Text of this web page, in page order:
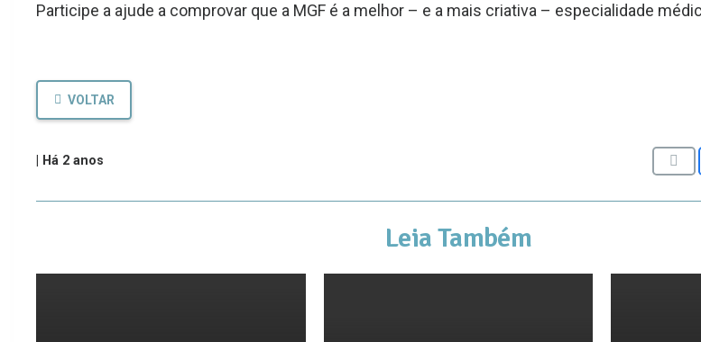
Participe a ajude a comprovar que a MGF é a melhor – e a mais criativa – especialidade
VOLTAR
Há 2 anos
Leia Também